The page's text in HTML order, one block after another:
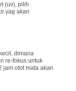
(uv), pilih
yag akan
dimana
re-fokus untuk
jam otot mata akan